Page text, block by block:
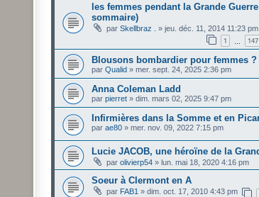
les femmes pendant la Grande
sommaire)
par Skellbraz . » jeu. déc. 11, 2014 11:23 pm
1 147
Blousons bombardier pour femmes ?
par Qualid » mer. sept. 24, 2025 2:36 pm
Anna Coleman Ladd
par pierret » dim. mars 02, 2025 9:47 pm
Infirmières dans la Somme et en
par ae80 » mer. nov. 09, 2022 7:15 pm
Lucie JACOB, une héroïne de la
par olivierp54 » lun. mai 18, 2020 4:16 pm
Soeur à Clermont en A
par FAB1 » dim. oct. 17, 2010 4:43 pm